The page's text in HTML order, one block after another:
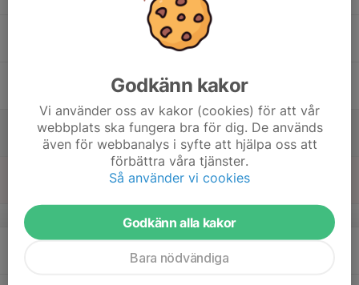
v.38
Godkänn kakor
Vi använder oss av kakor (cookies) för att vår
webbplats ska fungera bra för dig. De används
även för webbanalys i syfte att hjälpa oss att
förbättra våra tjänster.
Så använder vi cookies
Godkänn alla kakor
Bara nödvändiga